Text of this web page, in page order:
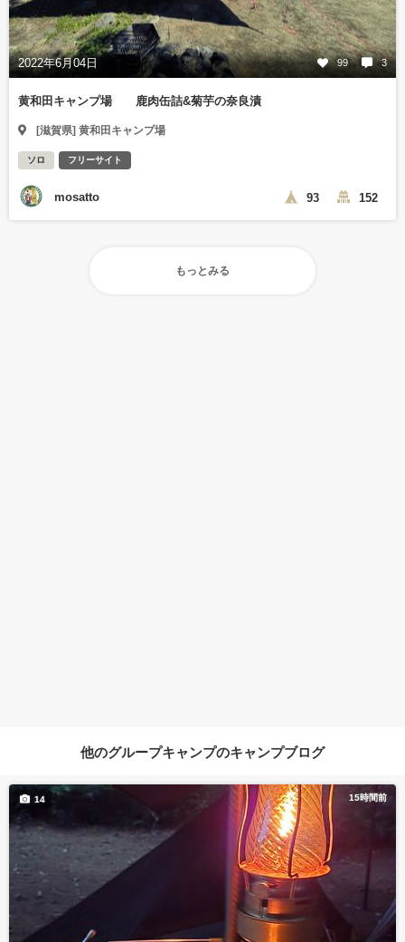
2022年6月04日 99 3
黄和田キャンプ場 鹿肉缶詰&菊芋の奈良漬
[滋賀県] 黄和田キャンプ場
ソロ フリーサイト
mosatto 93 152
もっとみる
他のグループキャンプのキャンプブログ
15時間前
14